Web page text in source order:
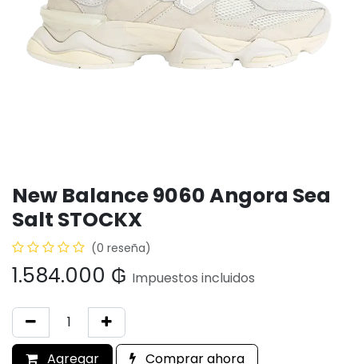
New Balance 9060 Angora Sea
Salt STOCKX
(0 reseña)
1.584.000 ₲ Impuestos incluidos
Agregar Comprar ahora